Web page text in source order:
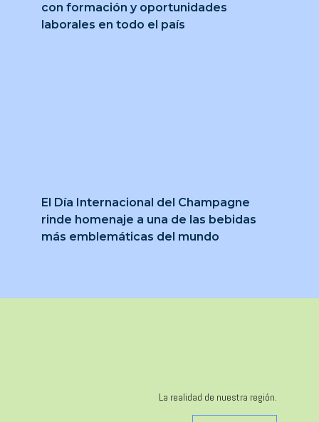
con formación y oportunidades
laborales en todo el país
El Día Internacional del Champagne
rinde homenaje a una de las bebidas
más emblemáticas del mundo
La realidad de nuestra región.